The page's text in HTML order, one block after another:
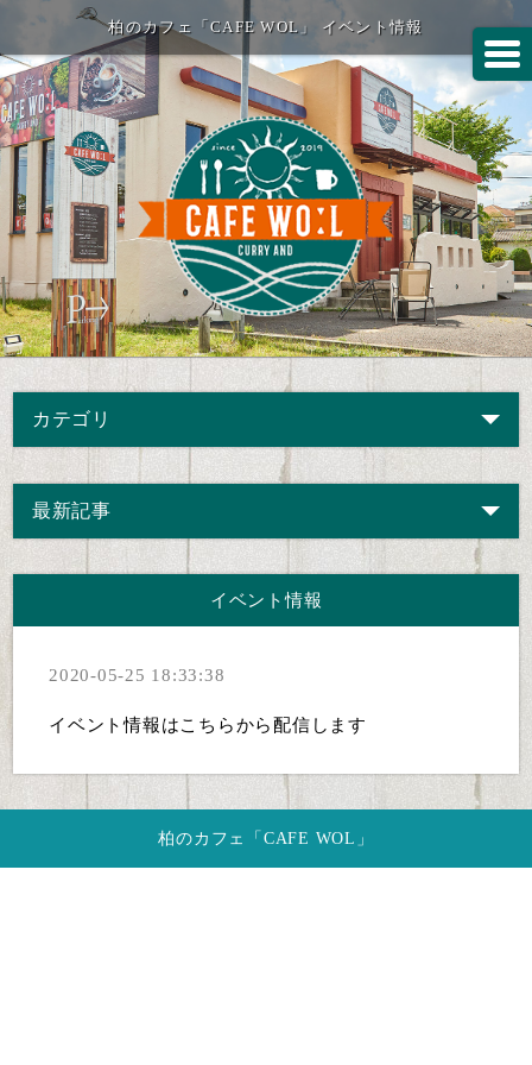
柏のカフェ「CAFE WOL」 イベント情報
カテゴリ
最新記事
イベント情報
2020-05-25 18:33:38
イベント情報はこちらから配信します
柏のカフェ「CAFE WOL」